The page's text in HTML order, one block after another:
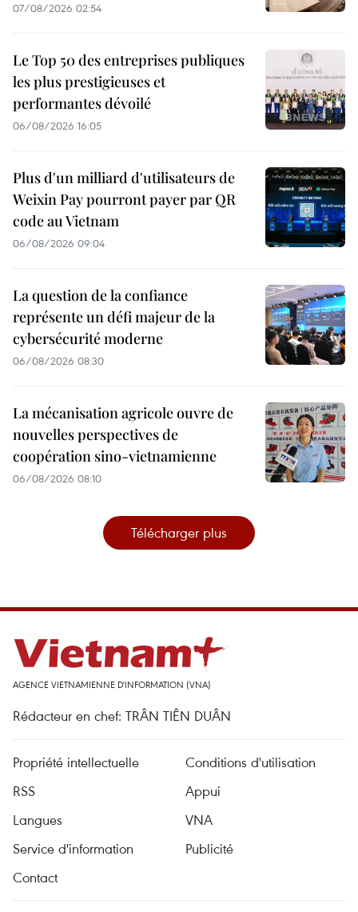
07/08/2026 02:54
Le Top 50 des entreprises publiques
les plus prestigieuses et
performantes dévoilé
06/08/2026 16:05
Plus d'un milliard d'utilisateurs de
Weixin Pay pourront payer par QR
code au Vietnam
06/08/2026 09:04
La question de la confiance
représente un défi majeur de la
cybersécurité moderne
06/08/2026 08:30
La mécanisation agricole ouvre de
nouvelles perspectives de
coopération sino-vietnamienne
06/08/2026 08:10
Télécharger plus
AGENCE VIETNAMIENNE D'INFORMATION (VNA)
Rédacteur en chef: TRÂN TIÊN DUÂN
Propriété intellectuelle
Conditions d'utilisation
RSS
Appui
Langues
VNA
Service d'information
Publicité
Contact